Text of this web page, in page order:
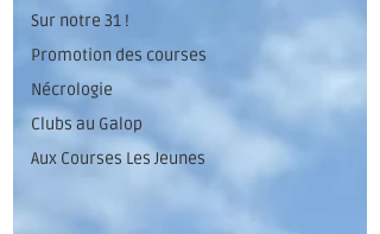
Sur notre 31 !
Promotion des courses
Nécrologie
Clubs au Galop
Aux Courses Les Jeunes